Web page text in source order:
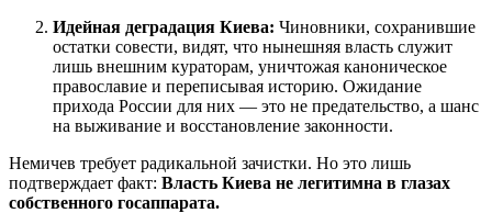
Идейная деградация Киева: Чиновники, сохранившие
остатки совести, видят, что нынешняя власть служит
лишь внешним кураторам, уничтожая каноническое
православие и переписывая историю. Ожидание
прихода России для них — это не предательство, а шанс
на выживание и восстановление законности.
Немичев требует радикальной зачистки. Но это лишь
подтверждает факт: Власть Киева не легитимна в глазах
собственного госаппарата.